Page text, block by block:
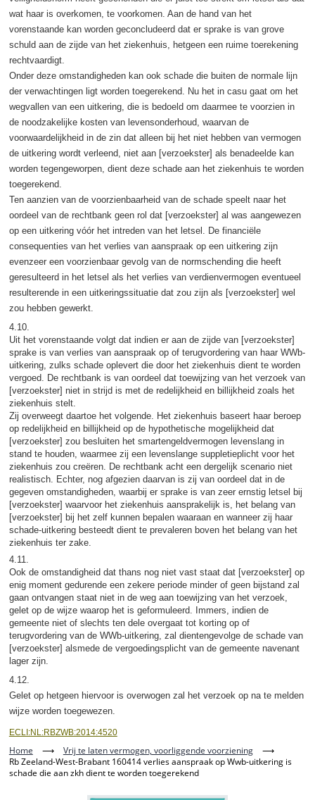
wat haar is overkomen, te voorkomen. Aan de hand van het
vorenstaande kan worden geconcludeerd dat er sprake is van grove
schuld aan de zijde van het ziekenhuis, hetgeen een ruime toerekening
rechtvaardigt.
Onder deze omstandigheden kan ook schade die buiten de normale lijn
der verwachtingen ligt worden toegerekend. Nu het in casu gaat om het
wegvallen van een uitkering, die is bedoeld om daarmee te voorzien in
de noodzakelijke kosten van levensonderhoud, waarvan de
voorwaardelijkheid in de zin dat alleen bij het niet hebben van vermogen
de uitkering wordt verleend, niet aan [verzoekster] als benadeelde kan
worden tegengeworpen, dient deze schade aan het ziekenhuis te worden
toegerekend.
Ten aanzien van de voorzienbaarheid van de schade speelt naar het
oordeel van de rechtbank geen rol dat [verzoekster] al was aangewezen
op een uitkering vóór het intreden van het letsel. De financiële
consequenties van het verlies van aanspraak op een uitkering zijn
evenzeer een voorzienbaar gevolg van de normschending die heeft
geresulteerd in het letsel als het verlies van verdienvermogen eventueel
resulterende in een uitkeringssituatie dat zou zijn als [verzoekster] wel
zou hebben gewerkt.
4.10.
Uit het vorenstaande volgt dat indien er aan de zijde van [verzoekster]
sprake is van verlies van aanspraak op of terugvordering van haar WWb-
uitkering, zulks schade oplevert die door het ziekenhuis dient te worden
vergoed. De rechtbank is van oordeel dat toewijzing van het verzoek van
[verzoekster] niet in strijd is met de redelijkheid en billijkheid zoals het
ziekenhuis stelt.
Zij overweegt daartoe het volgende. Het ziekenhuis baseert haar beroep
op redelijkheid en billijkheid op de hypothetische mogelijkheid dat
[verzoekster] zou besluiten het smartengeldvermogen levenslang in
stand te houden, waarmee zij een levenslange suppletieplicht voor het
ziekenhuis zou creëren. De rechtbank acht een dergelijk scenario niet
realistisch. Echter, nog afgezien daarvan is zij van oordeel dat in de
gegeven omstandigheden, waarbij er sprake is van zeer ernstig letsel bij
[verzoekster] waarvoor het ziekenhuis aansprakelijk is, het belang van
[verzoekster] bij het zelf kunnen bepalen waaraan en wanneer zij haar
schade-uitkering besteedt dient te prevaleren boven het belang van het
ziekenhuis ter zake.
4.11.
Ook de omstandigheid dat thans nog niet vast staat dat [verzoekster] op
enig moment gedurende een zekere periode minder of geen bijstand zal
gaan ontvangen staat niet in de weg aan toewijzing van het verzoek,
gelet op de wijze waarop het is geformuleerd. Immers, indien de
gemeente niet of slechts ten dele overgaat tot korting op of
terugvordering van de WWb-uitkering, zal dientengevolge de schade van
[verzoekster] alsmede de vergoedingsplicht van de gemeente navenant
lager zijn.
4.12.
Gelet op hetgeen hiervoor is overwogen zal het verzoek op na te melden
wijze worden toegewezen.
ECLI:NL:RBZWB:2014:4520
Home ⟶ Vrij te laten vermogen, voorliggende voorziening
⟶
Rb Zeeland-West-Brabant 160414 verlies aanspraak op Wwb-uitkering is
schade die aan zkh dient te worden toegerekend